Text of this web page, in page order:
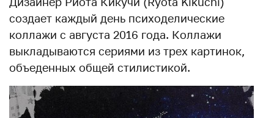
создает каждый день психоделические
коллажи с августа 2016 года. Коллажи
выкладываются сериями из трех картинок,
объеденных общей стилистикой.